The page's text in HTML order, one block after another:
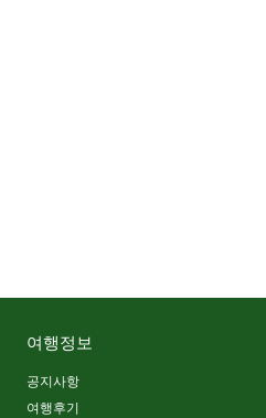
여행정보
공지사항
여행후기